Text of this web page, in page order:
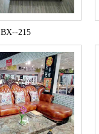
BX--215